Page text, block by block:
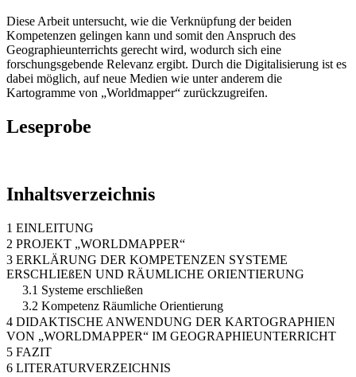
Diese Arbeit untersucht, wie die Verknüpfung der beiden
Kompetenzen gelingen kann und somit den Anspruch des
Geographieunterrichts gerecht wird, wodurch sich eine
forschungsgebende Relevanz ergibt. Durch die Digitalisierung ist es
dabei möglich, auf neue Medien wie unter anderem die
Kartogramme von „Worldmapper“ zurückzugreifen.
Leseprobe
Inhaltsverzeichnis
1 EINLEITUNG
2 PROJEKT „WORLDMAPPER“
3 ERKLÄRUNG DER KOMPETENZEN SYSTEME
ERSCHLIEßEN UND RÄUMLICHE ORIENTIERUNG
3.1 Systeme erschließen
3.2 Kompetenz Räumliche Orientierung
4 DIDAKTISCHE ANWENDUNG DER KARTOGRAPHIEN
VON „WORLDMAPPER“ IM GEOGRAPHIEUNTERRICHT
5 FAZIT
6 LITERATURVERZEICHNIS